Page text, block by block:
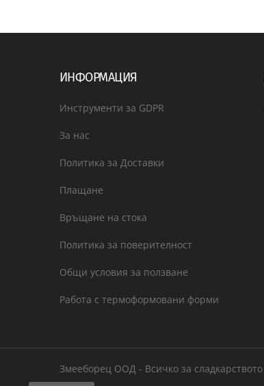
ИНФОРМАЦИЯ
Инструменти за GDPR
За нас
Политика за Доставки
Плащане
Връщане на стока
Политика за поверителност
Общи условия за ползване
Работа с термоформовани форми
Змееборец ООД - Всичко за сладкарството